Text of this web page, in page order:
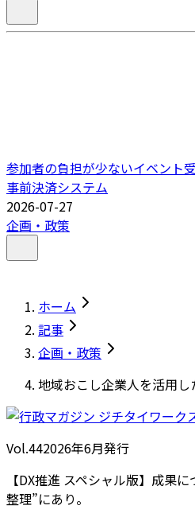
参加者の負担が少ないイベント
事前決済システム
2026-07-27
企画・政策
ホーム
記事
企画・政策
地域おこし企業人を活用
Vol.442026年6月発行
【DX推進 スペシャル版】成果
整理”にあり。